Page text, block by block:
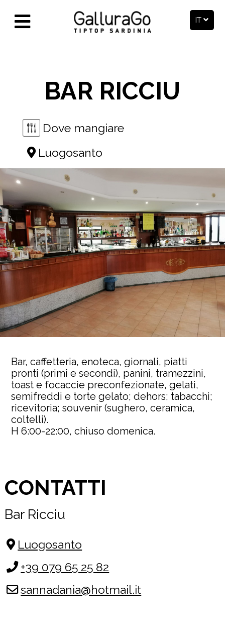
IT
BAR RICCIU
Dove mangiare
Luogosanto
Bar, caffetteria, enoteca, giornali, piatti
pronti (primi e secondi), panini, tramezzini,
toast e focaccie preconfezionate, gelati,
semifreddi e torte gelato; dehors; tabacchi;
ricevitoria; souvenir (sughero, ceramica,
coltelli).
H 6:00-22:00, chiuso domenica.
CONTATTI
Bar Ricciu
Luogosanto
+39 079 65 25 82
sannadania@hotmail.it